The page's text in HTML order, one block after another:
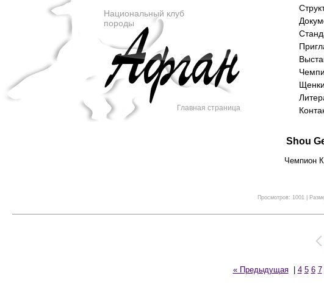
Национальный клуб
породы
Главная страница
Щенки
Shou
Чемпион
Просмотров: 1001 |
« Предыдущая| 4 5 6 7